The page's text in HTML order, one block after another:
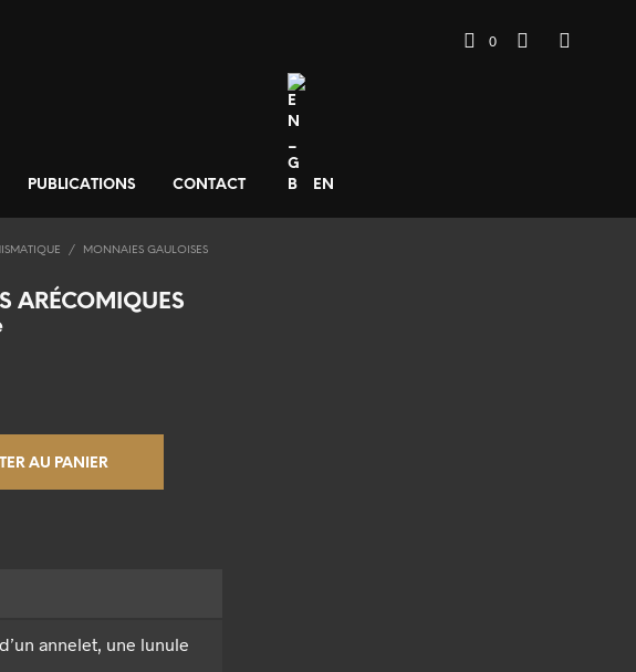
PUBLICATIONS CONTACT EN
0
/ MONNAIES GAULOISES
ARÉCOMIQUES
AU PANIER
annelet, une lunule